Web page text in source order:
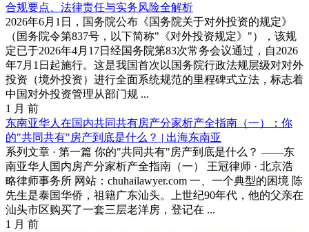
合规要点、法律责任与实务风险全解析
2026年6月1日，国务院公布《国务院关于对外投资的规定》
（国务院令第837号，以下简称"《对外投资规定》"），该规
定已于2026年4月17日经国务院第83次常务会议通过，自2026
年7月1日起施行。这是我国首次以国务院行政法规层级对对外
投资（境外投资）进行全面系统规范的里程碑式立法，标志着
中国对外投资管理从部门规 ...
1 月 前
东南亚华人在国内共同共有房产分家析产全指南（一）：你
的"共同共有"房产到底是什么？ | 出海东南亚
系列文章 · 第一篇 你的"共同共有"房产到底是什么？ ——东
南亚华人国内房产分家析产全指南（一） 王冠律师 · 北京浩
略律师事务所 网站：chuhailawyer.com 一、一个典型的困境 陈
先生是泰国华侨，祖籍广东汕头。上世纪90年代，他的父亲在
汕头市区购买了一套三层老洋房，登记在 ...
1 月 前